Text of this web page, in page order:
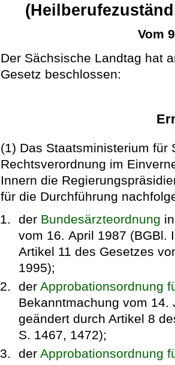
Vom
Der Sächsische Landtag hat
Gesetz beschlossen:
(1) Das Staatsministerium für
Rechtsverordnung im
Innern die
für die Durchführung
der Bundesärzteordnung
vom 16. April 1987 (BGBl.
Artikel 11 des Gesetzes
1995);
der Approbationsordnung
Bekanntmachung vom 14.
geändert durch Artikel 8
S. 1467, 1472);
der Approbationsordnung